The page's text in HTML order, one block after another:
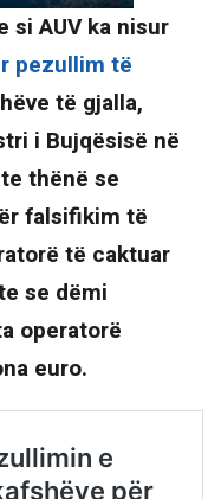
si AUV ka nisur
pezullim të
të gjalla,
i Bujqësisë në
thënë se
falsifikim të
të caktuar
se dëmi
operatorë
euro.